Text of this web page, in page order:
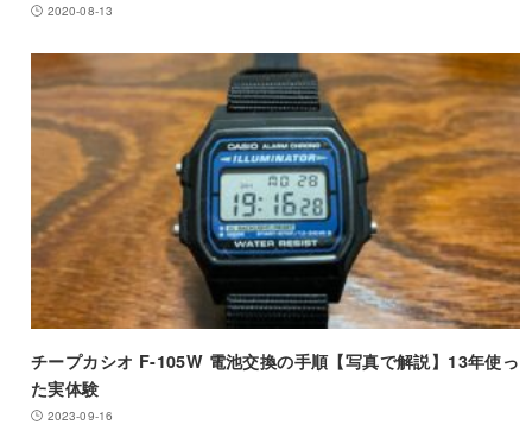
2020-08-13
チープカシオ F-105W 電池交換の手順【写真で解説】13年使っ
た実体験
2023-09-16